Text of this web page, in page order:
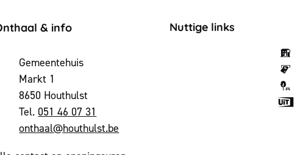
& openingsuren
& info
AdresGemeentehuis
Markt 1
,8650 Houthulst
051 46 07 31
E-mailonthaal@houthulst.be
Nuttige links